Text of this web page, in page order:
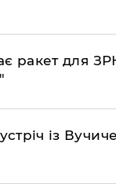
ракет для
із